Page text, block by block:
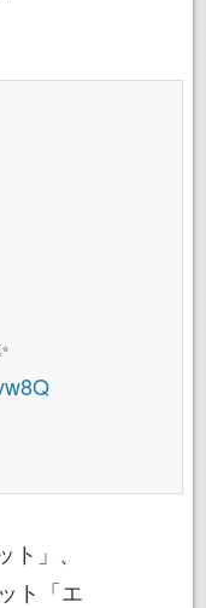
」、
ト「エ